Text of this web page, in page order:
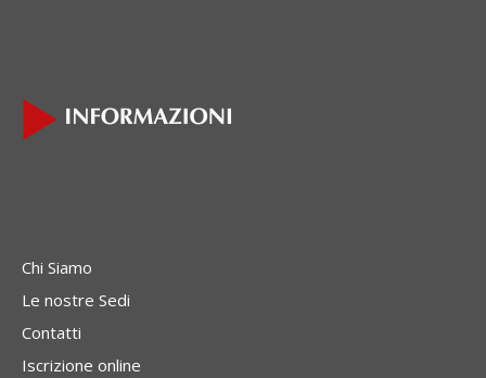
Chi Siamo
Le nostre Sedi
Contatti
Iscrizione online